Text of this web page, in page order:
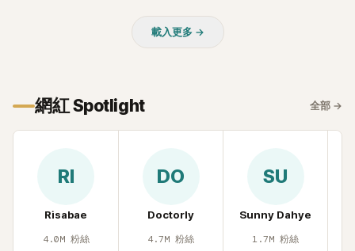
載入更多 →
網紅 Spotlight 全部 →
RI
Risabae
4.0M 粉絲
DO
Doctorly
4.7M 粉絲
SU
Sunny Dahye
1.7M 粉絲